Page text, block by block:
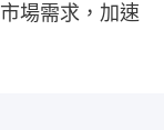
場需求，加速